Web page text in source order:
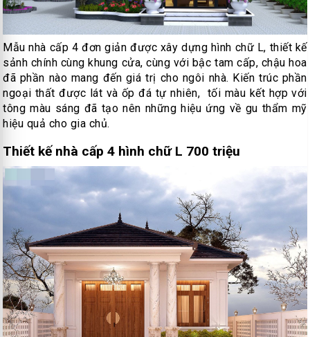
Mẫu nhà cấp 4 đơn giản được xây dựng hình chữ L, thiết kế
sảnh chính cùng khung cửa, cùng với bậc tam cấp, chậu hoa
đã phần nào mang đến giá trị cho ngôi nhà. Kiến trúc phần
ngoại thất được lát và ốp đá tự nhiên, tối màu kết hợp với
tông màu sáng đã tạo nên những hiệu ứng về gu thẩm mỹ
hiệu quả cho gia chủ.
Thiết kế nhà cấp 4 hình chữ L 700 triệu